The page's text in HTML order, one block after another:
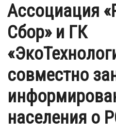
Ассоциация
Сбор» и ГК
совместно
населения о